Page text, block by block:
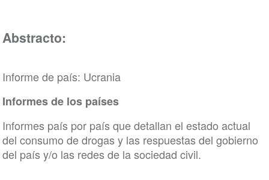
Abstracto:
Informe de país: Ucrania
Informes de los países
Informes país por país que detallan el estado actual
del consumo de drogas y las respuestas del gobierno
del país y/o las redes de la sociedad civil.